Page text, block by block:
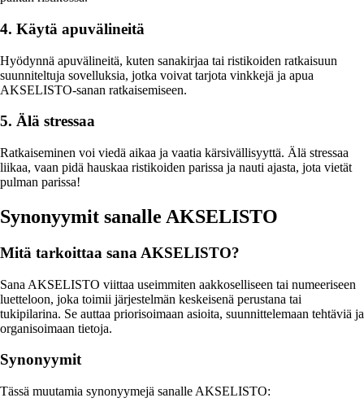
4. Käytä apuvälineitä
Hyödynnä apuvälineitä, kuten sanakirjaa tai ristikoiden ratkaisuun
suunniteltuja sovelluksia, jotka voivat tarjota vinkkejä ja apua
AKSELISTO-sanan ratkaisemiseen.
5. Älä stressaa
Ratkaiseminen voi viedä aikaa ja vaatia kärsivällisyyttä. Älä stressaa
liikaa, vaan pidä hauskaa ristikoiden parissa ja nauti ajasta, jota vietät
pulman parissa!
Synonyymit sanalle AKSELISTO
Mitä tarkoittaa sana AKSELISTO?
Sana AKSELISTO viittaa useimmiten aakkoselliseen tai numeeriseen
luetteloon, joka toimii järjestelmän keskeisenä perustana tai
tukipilarina. Se auttaa priorisoimaan asioita, suunnittelemaan tehtäviä ja
organisoimaan tietoja.
Synonyymit
Tässä muutamia synonyymejä sanalle AKSELISTO: